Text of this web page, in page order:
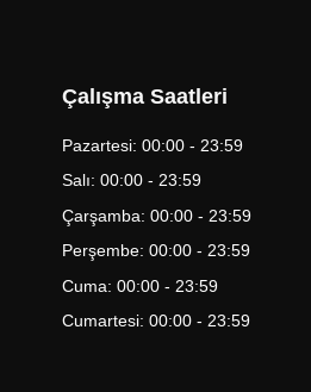
Çalışma Saatleri
Pazartesi: 00:00 - 23:59
Salı: 00:00 - 23:59
Çarşamba: 00:00 - 23:59
Perşembe: 00:00 - 23:59
Cuma: 00:00 - 23:59
Cumartesi: 00:00 - 23:59